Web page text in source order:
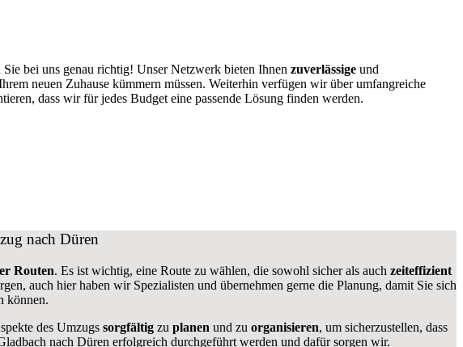
Sie bei uns genau richtig! Unser Netzwerk bieten Ihnen zuverlässige und
neuen Zuhause kümmern müssen. Weiterhin verfügen wir über umfangreiche
dass wir für jedes Budget eine passende Lösung finden werden.
nach Düren
Routen. Es ist wichtig, eine Route zu wählen, die sowohl sicher als auch zeiteffizient
auch hier haben wir Spezialisten und übernehmen gerne die Planung, damit Sie sich
können.
des Umzugs sorgfältigzu planen und zu organisieren, um sicherzustellen, dass
nach Düren erfolgreich durchgeführt werden und dafür sorgen wir.